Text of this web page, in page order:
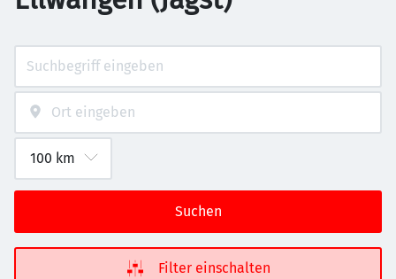
Suchen
Filter einschalten